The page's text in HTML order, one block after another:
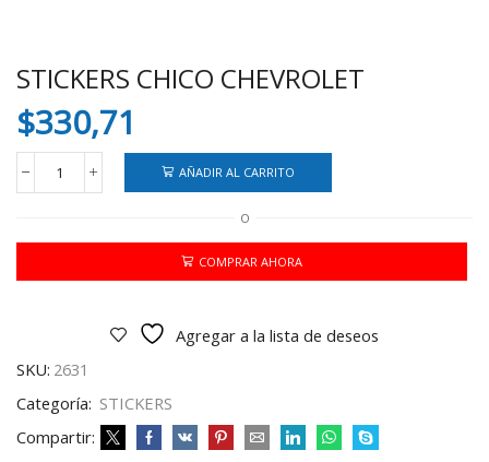
STICKERS CHICO CHEVROLET
$330,71
STICKERS
CHICO
cantidad
AÑADIR AL CARRITO
O
COMPRAR AHORA
Agregar a la lista de deseos
SKU: 2631
Categoría: STICKERS
Compartir: